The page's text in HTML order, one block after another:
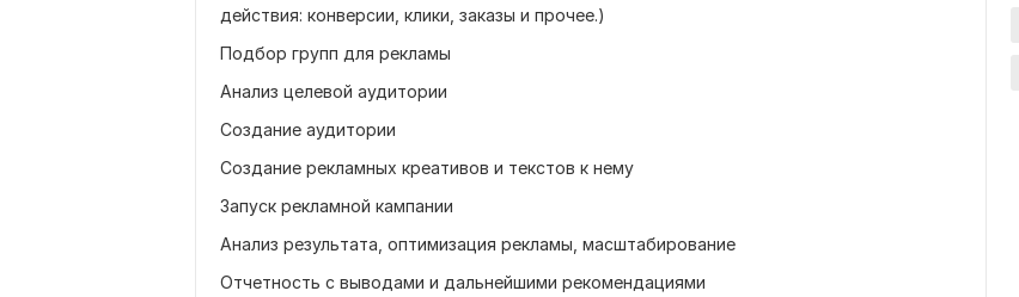
действия: конверсии, клики, заказы и прочее.)
Подбор групп для рекламы
Анализ целевой аудитории
Создание аудитории
Создание рекламных креативов и текстов к нему
Запуск рекламной кампании
Анализ результата, оптимизация рекламы, масштабирование
Отчетность с выводами и дальнейшими рекомендациями